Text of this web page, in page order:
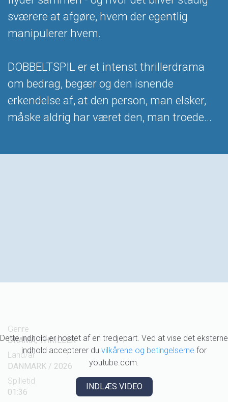
sværere at afgøre, hvem der egentlig
manipulerer hvem.
DOBBELTSPIL er et intenst thrillerdrama
om bedrag, begær og den isnende
erkendelse af, at den person, man elsker,
måske aldrig har været den, man troede...
Dette indhold er hostet af en tredjepart. Ved at vise det eksterne
indhold accepterer du vilkårene og betingelserne for
youtube.com.
INDLÆS VIDEO
Genre
DRAMA, THRILLER
Land/år
DANMARK / 2026
Spilletid
01:36